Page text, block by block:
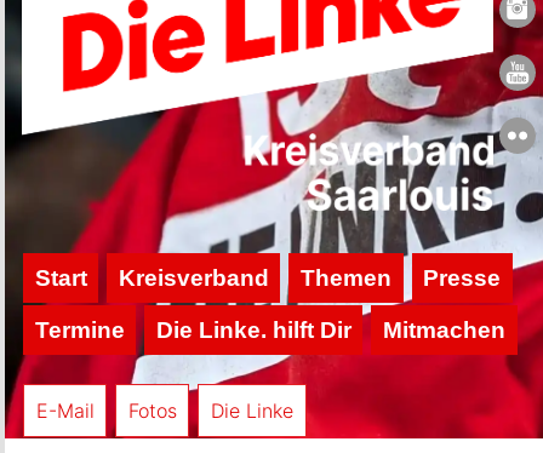
Start Kreisverband Themen Presse
Termine Die Linke. hilft Dir Mitmachen
E-Mail Fotos Die Linke